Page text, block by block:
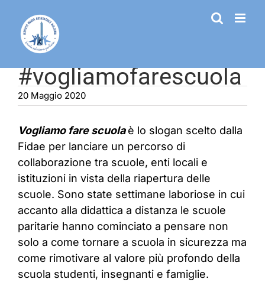
contenuto
#vogliamofarescuola
20 Maggio 2020
Vogliamo fare scuola è lo slogan scelto dalla
Fidae per lanciare un percorso di
collaborazione tra scuole, enti locali e
istituzioni in vista della riapertura delle
scuole. Sono state settimane laboriose in cui
accanto alla didattica a distanza le scuole
paritarie hanno cominciato a pensare non
solo a come tornare a scuola in sicurezza ma
come rimotivare al valore più profondo della
scuola studenti, insegnanti e famiglie.